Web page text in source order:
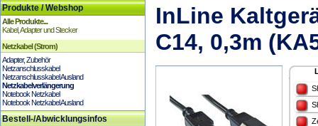
Produkte / Webshop
Alle Produkte...
Kabel, Adapter und Stecker
Netzkabel (Strom)
Adapter, Zubehör
Netzanschlusskabel
Netzanschlusskabel Ausland
Netzkabelverlängerung
Notebook Netzkabel
Notebook Netzkabel Ausland
Bestell-/Abwicklungsinfos
InLine
C14, 0,3m